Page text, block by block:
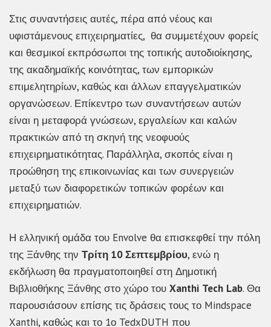
Στις συναντήσεις αυτές, πέρα από νέους και
υφιστάμενους επιχειρηματίες, θα συμμετέχουν φορείς
και θεσμικοί εκπρόσωποι της τοπικής αυτοδιοίκησης,
της ακαδημαϊκής κοινότητας, των εμπορικών
επιμελητηρίων, καθώς και άλλων επαγγελματικών
οργανώσεων. Επίκεντρο των συναντήσεων αυτών
είναι η μεταφορά γνώσεων, εργαλείων και καλών
πρακτικών από τη σκηνή της νεοφυούς
επιχειρηματικότητας. Παράλληλα, σκοπός είναι η
προώθηση της επικοινωνίας και των συνεργειών
μεταξύ των διαφορετικών τοπικών φορέων και
επιχειρηματιών.
Η ελληνική ομάδα του Envolve θα επισκεφθεί την πόλη
της Ξάνθης την Τρίτη 10 Σεπτεμβρίου, ενώ η
εκδήλωση θα πραγματοποιηθεί στη Δημοτική
Βιβλιοθήκης Ξάνθης στο χώρο του Xanthi Tech Lab. Θα
παρουσιάσουν επίσης τις δράσεις τους το Mindspace
Xanthi, καθώς και το 1ο TedxDUTH που